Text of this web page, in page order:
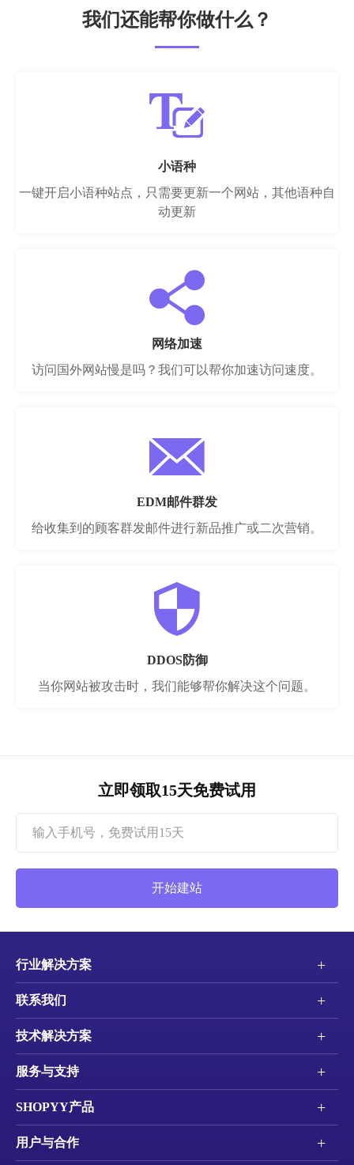
我们还能帮你做什么？
小语种
一键开启小语种站点，只需要更新一个网站，其他语种自
动更新
网络加速
访问国外网站慢是吗？我们可以帮你加速访问速度。
EDM邮件群发
给收集到的顾客群发邮件进行新品推广或二次营销。
DDOS防御
当你网站被攻击时，我们能够帮你解决这个问题。
立即领取15天免费试用
开始建站
行业解决方案 +
联系我们 +
技术解决方案 +
服务与支持 +
SHOPYY产品 +
用户与合作 +